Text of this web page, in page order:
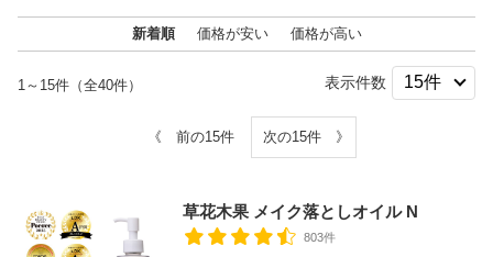
新着順 価格が安い 価格が高い
1～15件（全40件） 表示件数
《 前の15件 次の15件 》
草花木果 メイク落としオイル N
803件